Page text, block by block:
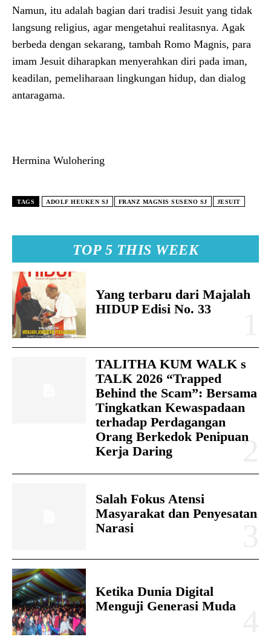
TOP 5 THIS WEEK
Yang terbaru dari Majalah
HIDUP Edisi No. 33
TALITHA KUM WALK s
TALK 2026 “Trapped
Behind the Scam”: Bersama
Tingkatkan Kewaspadaan
terhadap Perdagangan
Orang Berkedok Penipuan
Kerja Daring
Salah Fokus Atensi
Masyarakat dan Penyesatan
Narasi
Ketika Dunia Digital
Menguji Generasi Muda
Namun, itu adalah bagian dari tradisi Jesuit yang tidak
langsung religius, agar mengetahui realitasnya. Agak
berbeda dengan sekarang, tambah Romo Magnis, para
imam Jesuit diharapkan menyerahkan diri pada iman,
keadilan, pemeliharaan lingkungan hidup, dan dialog
antaragama.
Hermina Wulohering
TAGS ADOLF HEUKEN SJ FRANZ MAGNIS SUSENO SJ JESUIT